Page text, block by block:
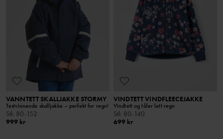
VANNTETT SKALLJAKKE STORMY
Testvinnende skalljakke – perfekt for regn!
Stl : 80-152
999 kr
VINDTETT VINDFLEECEJAKKE
Vindtett og tåler lett regn
Stl : 80-140
699 kr